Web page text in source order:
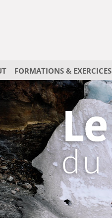
FORMATIONS & EXERCICES